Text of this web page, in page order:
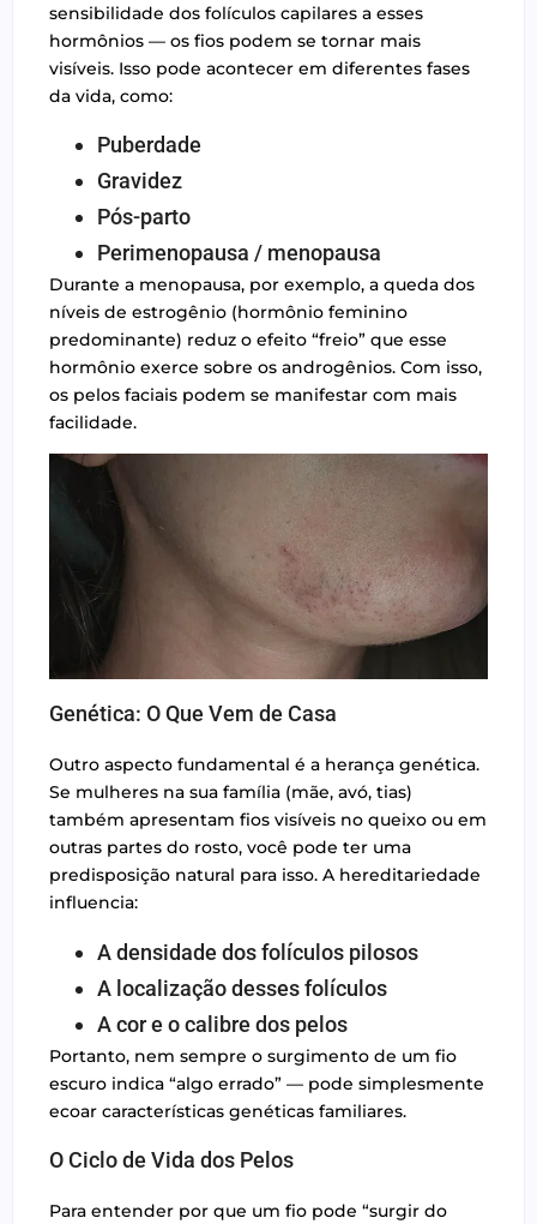
sensibilidade dos folículos capilares a esses
hormônios — os fios podem se tornar mais
visíveis. Isso pode acontecer em diferentes fases
da vida, como:
Puberdade
Gravidez
Pós-parto
Perimenopausa / menopausa
Durante a menopausa, por exemplo, a queda dos
níveis de estrogênio (hormônio feminino
predominante) reduz o efeito “freio” que esse
hormônio exerce sobre os androgênios. Com isso,
os pelos faciais podem se manifestar com mais
facilidade.
Genética: O Que Vem de Casa
Outro aspecto fundamental é a herança genética.
Se mulheres na sua família (mãe, avó, tias)
também apresentam fios visíveis no queixo ou em
outras partes do rosto, você pode ter uma
predisposição natural para isso. A hereditariedade
influencia:
A densidade dos folículos pilosos
A localização desses folículos
A cor e o calibre dos pelos
Portanto, nem sempre o surgimento de um fio
escuro indica “algo errado” — pode simplesmente
ecoar características genéticas familiares.
O Ciclo de Vida dos Pelos
Para entender por que um fio pode “surgir do